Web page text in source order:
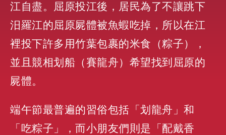
江自盡。 屈原投江後 ， 居民為了不讓跳下
汨羅江的屈原屍體被魚蝦吃掉 ， 所以在江
裡投下許多用竹葉包裹的米食（粽子）
，
並且競相划船（賽龍舟）希望找到屈原的
屍體。
端午節最普遍的習俗包括「划龍舟」和
「吃粽子」
， 而小朋友們則是「配戴香